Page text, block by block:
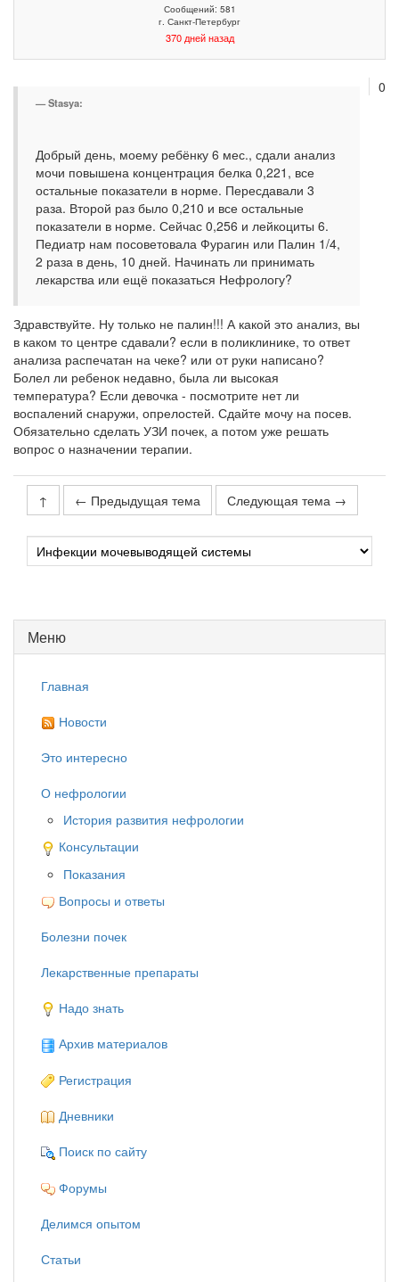
Сообщений: 581
г. Санкт-Петербург
370 дней назад
0
Stasya:
Добрый день, моему ребёнку 6 мес., сдали анализ
мочи повышена концентрация белка 0,221, все
остальные показатели в норме. Пересдавали 3
раза. Второй раз было 0,210 и все остальные
показатели в норме. Сейчас 0,256 и лейкоциты 6.
Педиатр нам посоветовала Фурагин или Палин 1/4,
2 раза в день, 10 дней. Начинать ли принимать
лекарства или ещё показаться Нефрологу?
Здравствуйте. Ну только не палин!!! А какой это анализ, вы
в каком то центре сдавали? если в поликлинике, то ответ
анализа распечатан на чеке? или от руки написано?
Болел ли ребенок недавно, была ли высокая
температура? Если девочка - посмотрите нет ли
воспалений снаружи, опрелостей. Сдайте мочу на посев.
Обязательно сделать УЗИ почек, а потом уже решать
вопрос о назначении терапии.
↑ ← Предыдущая тема Следующая тема →
Меню
Главная
Новости
Это интересно
О нефрологии
История развития нефрологии
Консультации
Показания
Вопросы и ответы
Болезни почек
Лекарственные препараты
Надо знать
Архив материалов
Регистрация
Дневники
Поиск по сайту
Форумы
Делимся опытом
Статьи